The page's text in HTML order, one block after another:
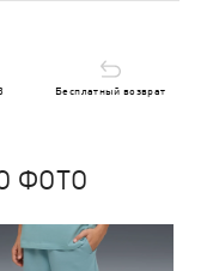
Бесплатный возврат
ФОТО